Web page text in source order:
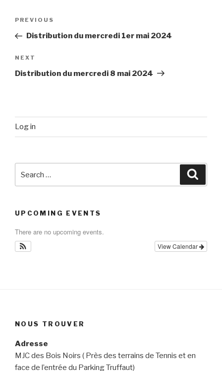
Previous
Post
PREVIOUS
Distribution du mercredi 1er mai 2024
Next
Post
NEXT
Distribution du mercredi 8 mai 2024
Log in
for:
UPCOMING EVENTS
There are no upcoming events.
View Calendar
NOUS TROUVER
Adresse
MJC des Bois Noirs ( Près des terrains de Tennis et en
face de l’entrée du Parking Truffaut)